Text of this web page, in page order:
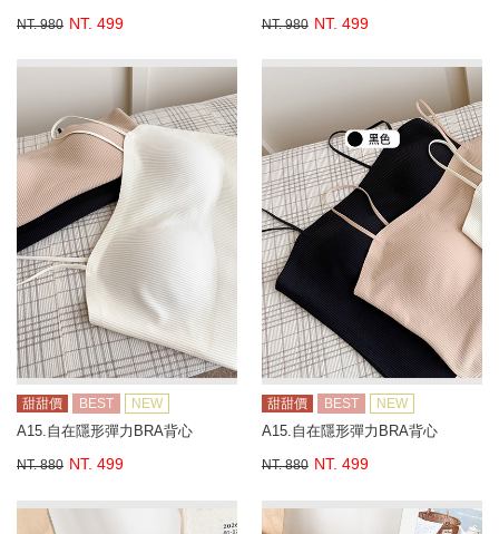
NT. 980 NT. 499 NT. 980 NT. 499
甜甜價 BEST NEW
A15.自在隱形彈力BRA背心
NT. 880 NT. 499
甜甜價 BEST NEW
A15.自在隱形彈力BRA背心
NT. 880 NT. 499